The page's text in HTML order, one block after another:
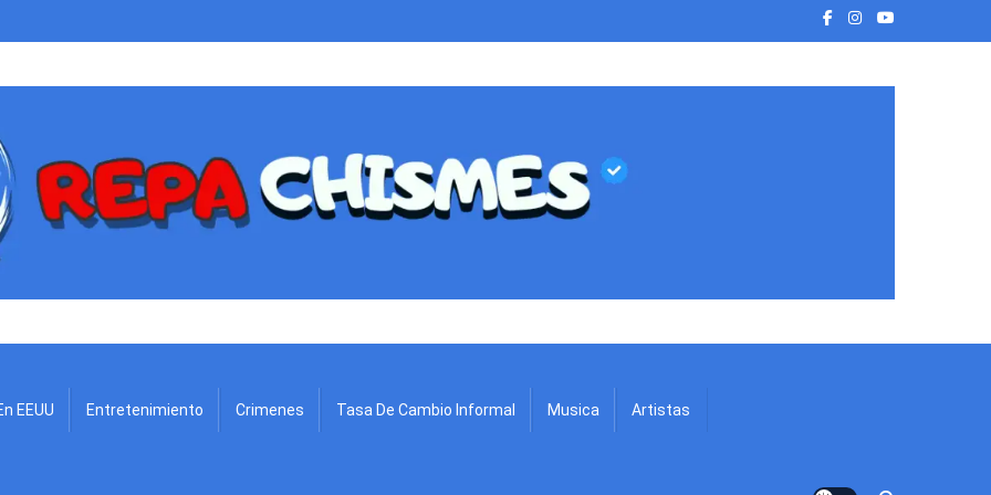
EEUU Entretenimiento Crimenes Tasa De Cambio Informal Musica Artistas